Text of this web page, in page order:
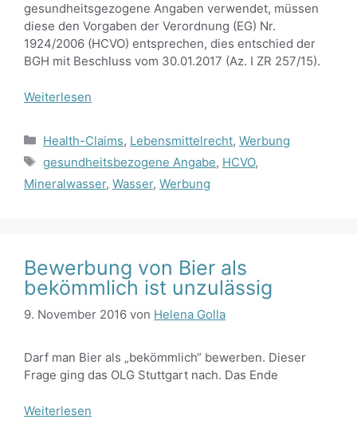
gesundheitsgezogene Angaben verwendet, müssen
diese den Vorgaben der Verordnung (EG) Nr.
1924/2006 (HCVO) entsprechen, dies entschied der
BGH mit Beschluss vom 30.01.2017 (Az. I ZR 257/15).
Weiterlesen
Kategorien
Health-Claims, Lebensmittelrecht, Werbung
Schlagwörter
gesundheitsbezogene Angabe, HCVO,
Mineralwasser, Wasser, Werbung
Bewerbung von Bier als
bekömmlich ist unzulässig
9. November 2016 von Helena Golla
Darf man Bier als „bekömmlich“ bewerben. Dieser
Frage ging das OLG Stuttgart nach. Das Ende
Weiterlesen